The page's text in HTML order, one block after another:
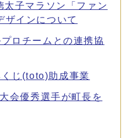
子マラソン「ファン
ザインについて
ロチームとの連携協
じ(toto)助成事業
会優秀選手が町長を